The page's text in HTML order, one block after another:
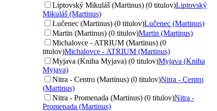
Liptovský Mikuláš (Martinus) (0 titulov)Liptovský
Mikuláš (Martinus)
Lučenec (Martinus) (0 titulov)Lučenec (Martinus)
Martin (Martinus) (0 titulov)Martin (Martinus)
Michalovce - ATRIUM (Martinus) (0
titulov)Michalovce - ATRIUM (Martinus)
Myjava (Kniha Myjava) (0 titulov)Myjava (Kniha
Myjava)
Nitra - Centro (Martinus) (0 titulov)Nitra - Centro
(Martinus)
Nitra - Promenada (Martinus) (0 titulov)Nitra -
Promenada (Martinus)